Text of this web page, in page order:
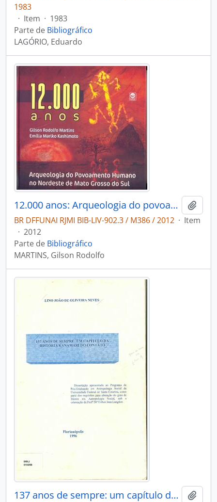
1983
· Item · 1983
Parte de Bibliográfico
LAGÓRIO, Eduardo
12.000 anos: Arqueologia do povoamento humano no nordeste de Mato Grosso do Sul.
BR DFFUNAI RJMI BIB-LIV-902.3 / M386 / 2012 · Item
· 2012
Parte de Bibliográfico
MARTINS, Gilson Rodolfo
137 anos de sempre: um capítulo da história Kanamari do contato